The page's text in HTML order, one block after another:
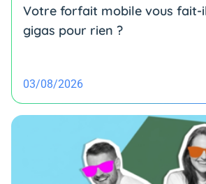
Votre forfait mobile vous fait-
gigas pour rien ?
03/08/2026